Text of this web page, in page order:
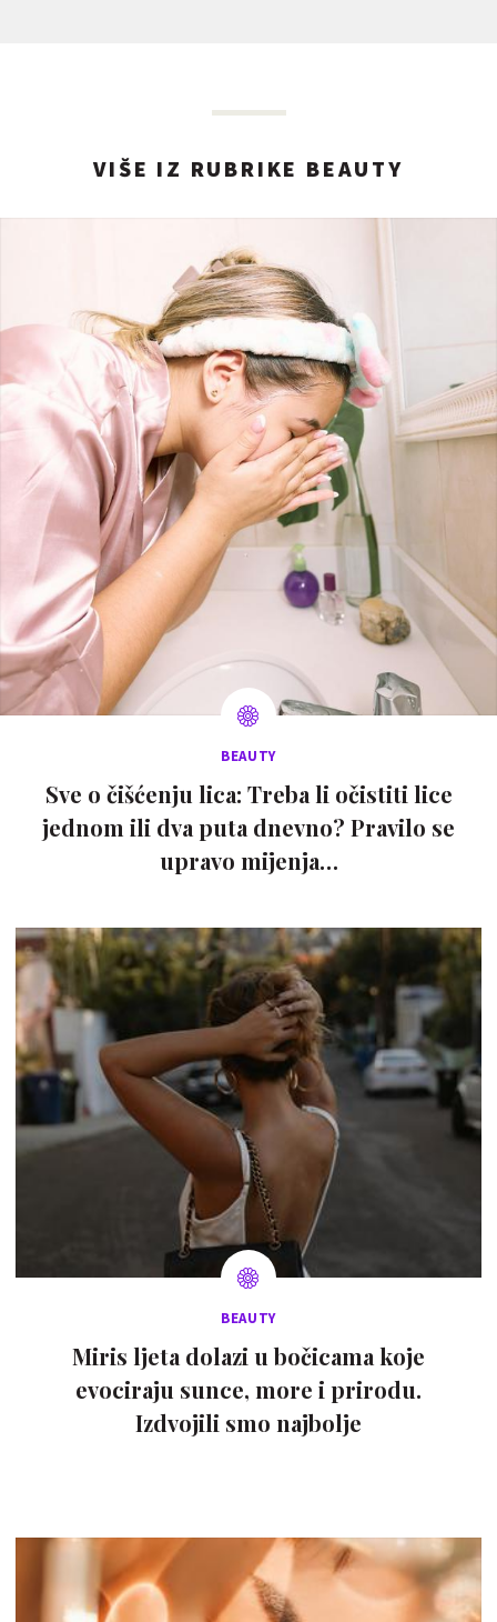
VIŠE IZ RUBRIKE BEAUTY
BEAUTY
Sve o čišćenju lica: Treba li očistiti lice
jednom ili dva puta dnevno? Pravilo se
upravo mijenja…
BEAUTY
Miris ljeta dolazi u bočicama koje
evociraju sunce, more i prirodu.
Izdvojili smo najbolje